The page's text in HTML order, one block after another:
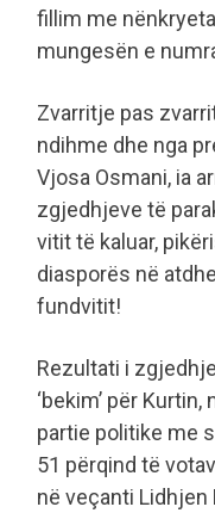
fillim me
mungesën e
Zvarritje pas
ndihme dhe nga
Vjosa Osmani, ia
zgjedhjeve të
vitit të kaluar,
diasporës në
fundvitit!
Rezultati i
‘bekim’ për
partie politike me
51 përqind të
në veçanti